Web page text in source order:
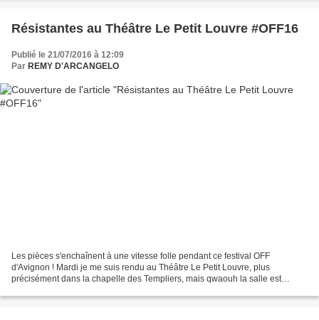
Résistantes au Théâtre Le Petit Louvre #OFF16
Publié le 21/07/2016 à 12:09
Par REMY D'ARCANGELO
Les pièces s'enchaînent à une vitesse folle pendant ce festival OFF
d'Avignon ! Mardi je me suis rendu au Théâtre Le Petit Louvre, plus
précisément dans la chapelle des Templiers, mais qwaouh la salle est